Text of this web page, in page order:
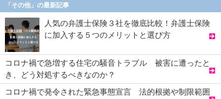
「その他」の最新記事
人気の弁護士保険３社を徹底比較！弁護士保険
に加入する５つのメリットと選び方
コロナ禍で急増する住宅の騒音トラブル 被害に遭ったと
き、どう対処するべきなのか？
コロナ禍で発令された緊急事態宣言 法的根拠や制限範囲